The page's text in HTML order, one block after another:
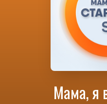
Мама, я